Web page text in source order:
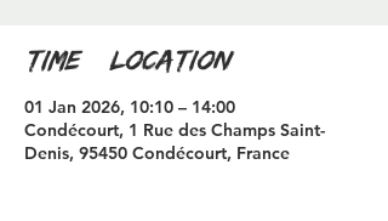
Time & Location
01 Jan 2026, 10:10 – 14:00
Condécourt, 1 Rue des Champs Saint-
Denis, 95450 Condécourt, France